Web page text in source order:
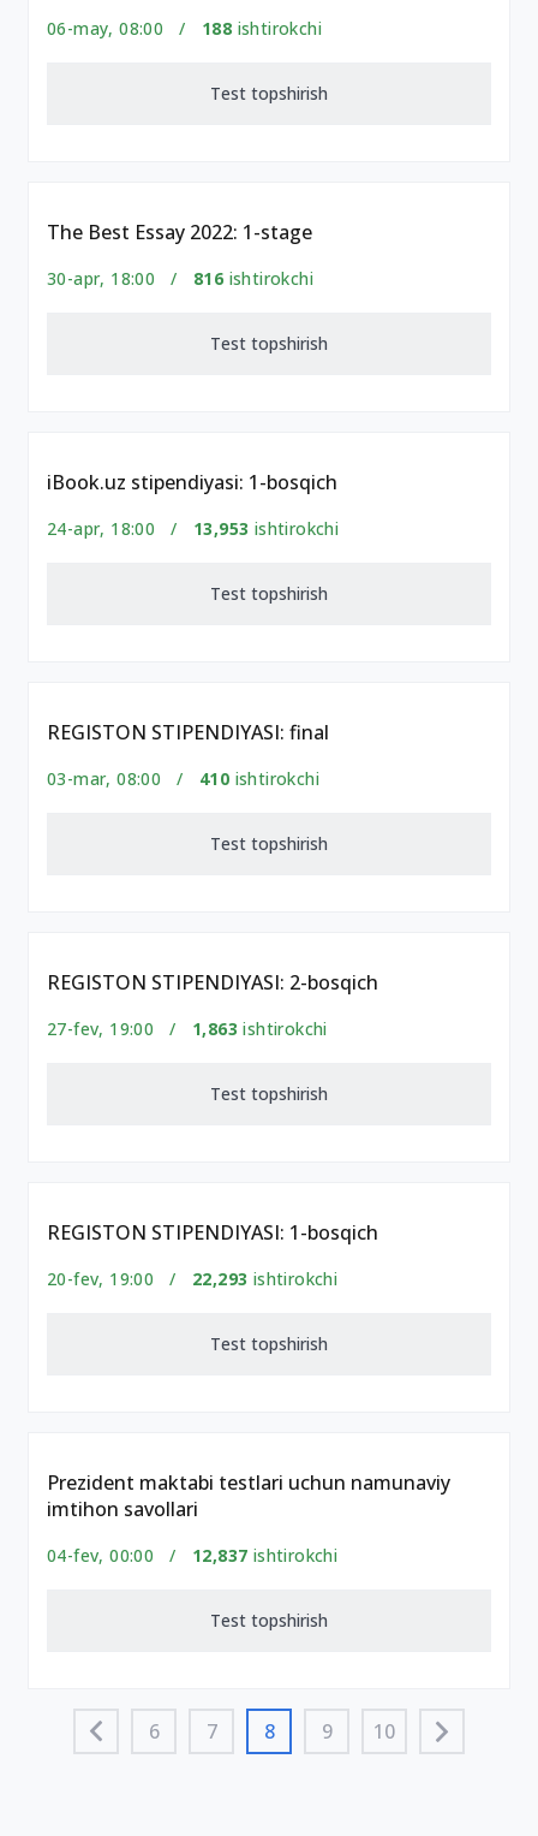
06-may, 08:00 / 188 ishtirokchi
Test topshirish
The Best Essay 2022: 1-stage
30-apr, 18:00 / 816 ishtirokchi
Test topshirish
iBook.uz stipendiyasi: 1-bosqich
24-apr, 18:00 / 13,953 ishtirokchi
Test topshirish
REGISTON STIPENDIYASI: final
03-mar, 08:00 / 410 ishtirokchi
Test topshirish
REGISTON STIPENDIYASI: 2-bosqich
27-fev, 19:00 / 1,863 ishtirokchi
Test topshirish
REGISTON STIPENDIYASI: 1-bosqich
20-fev, 19:00 / 22,293 ishtirokchi
Test topshirish
Prezident maktabi testlari uchun namunaviy
imtihon savollari
04-fev, 00:00 / 12,837 ishtirokchi
Test topshirish
6 7 8 9 10